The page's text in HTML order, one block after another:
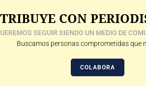
CON
SEGUIR SIENDO UN MEDIO DE
Buscamos personas comprometidas que
COLABORA